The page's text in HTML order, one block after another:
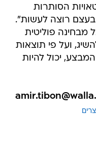
הסותרות
רוצה לעשות".
מבחינה פוליטית
ועל פי תוצאות
יכול להיות